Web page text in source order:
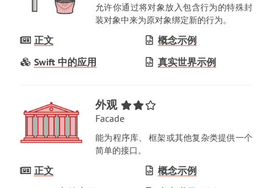
允许你通过将对象放入包含行为的特殊封
装对象中来为原对象绑定新的行为。
正文
Swift 中的应用
概念示例
真实世界示例
外观
Facade
能为程序库、
框架或其他复杂类提供一个
简单的接口。
正文
概念示例